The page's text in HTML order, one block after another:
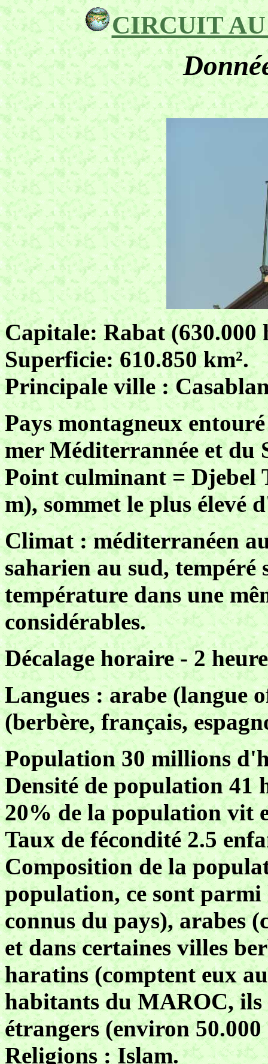
CIRCUIT
Capitale: Rabat (630.000
Superficie: 610.850 km².
Principale ville :
Pays montagneux
mer Méditerrannée et du
Point culminant = Djebel
m), sommet le plus élevé
Climat : méditerranéen
saharien au sud,
température dans une
considérables.
Décalage horaire - 2
Langues : arabe (langue
(berbère, français,
Population 30 millions
Densité de population 41
20% de la population vit
Taux de fécondité 2.5
Composition de la
population, ce sont parmi
connus du pays), arabes
et dans certaines villes
haratins (comptent eux
habitants du MAROC, ils
étrangers (environ
Religions : Islam.